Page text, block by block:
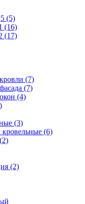
(5)
(16)
(17)
(7)
(7)
(4)
(3)
(6)
(2)
(2)